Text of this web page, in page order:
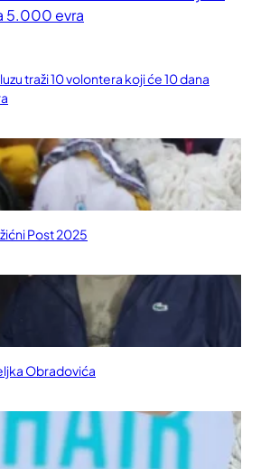
traži 10 volontera koji će 10 dana
Post 2025
Obradovića